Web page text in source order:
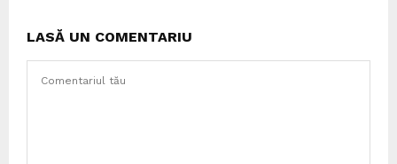
LASĂ UN COMENTARIU